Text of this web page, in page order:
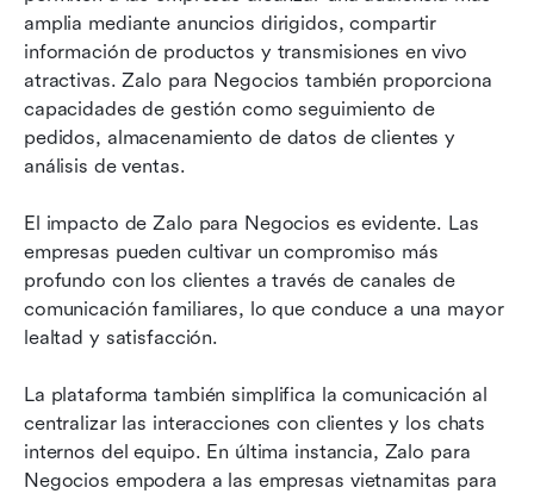
amplia mediante anuncios dirigidos, compartir
información de productos y transmisiones en vivo
atractivas. Zalo para Negocios también proporciona
capacidades de gestión como seguimiento de
pedidos, almacenamiento de datos de clientes y
análisis de ventas.
El impacto de Zalo para Negocios es evidente. Las
empresas pueden cultivar un compromiso más
profundo con los clientes a través de canales de
comunicación familiares, lo que conduce a una mayor
lealtad y satisfacción.
La plataforma también simplifica la comunicación al
centralizar las interacciones con clientes y los chats
internos del equipo. En última instancia, Zalo para
Negocios empodera a las empresas vietnamitas para